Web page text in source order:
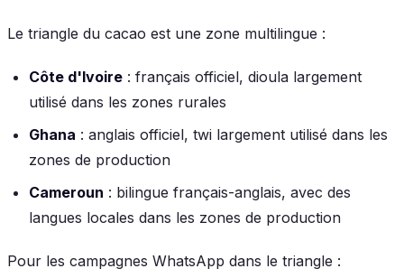
Le triangle du cacao est une zone multilingue :
Côte d'Ivoire : français officiel, dioula largement
utilisé dans les zones rurales
Ghana : anglais officiel, twi largement utilisé dans les
zones de production
Cameroun : bilingue français-anglais, avec des
langues locales dans les zones de production
Pour les campagnes WhatsApp dans le triangle :